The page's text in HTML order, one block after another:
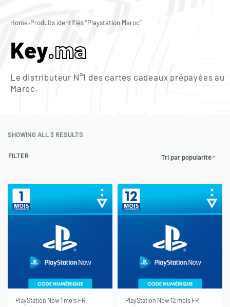
Home›Produits identifiés “Playstation Maroc”
Key.ma
Le distributeur N°1 des cartes cadeaux prépayées au
Maroc.
SHOWING ALL 3 RESULTS
Tri par popularité
FILTER
PlayStation Now 1 mois FR PlayStation Now 12 mois FR